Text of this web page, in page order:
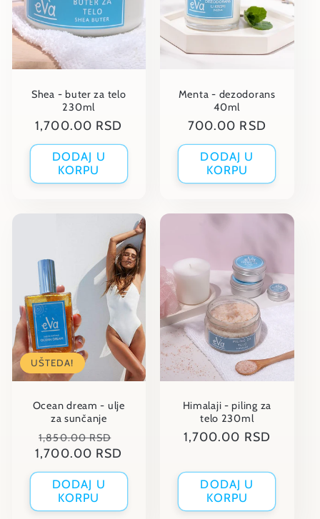
i
j
a
Shea - buter za telo
230ml
Regular
price
1,700.00 RSD
DODAJ U
KORPU
Menta - dezodorans
40ml
Regular
price
700.00 RSD
DODAJ U
KORPU
UŠTEDA!
Ocean dream - ulje
za sunčanje
Regular
price
1,850.00 RSD
1,700.00 RSD
DODAJ U
KORPU
Himalaji - piling za
telo 230ml
Regular
1,700.00 RSD
DODAJ U
KORPU